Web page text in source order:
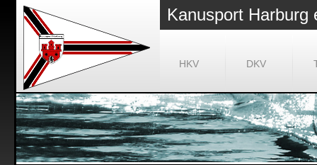
Kanusport Harburg
HKV DKV